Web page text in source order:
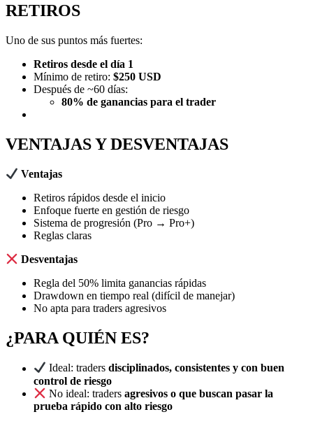
RETIROS
Uno de sus puntos más fuertes:
Retiros desde el día 1
Mínimo de retiro: $250 USD
Después de ~60 días:
80% de ganancias para el trader
VENTAJAS Y DESVENTAJAS
Ventajas
Retiros rápidos desde el inicio
Enfoque fuerte en gestión de riesgo
Sistema de progresión (Pro → Pro+)
Reglas claras
Desventajas
Regla del 50% limita ganancias rápidas
Drawdown en tiempo real (difícil de manejar)
No apta para traders agresivos
¿PARA QUIÉN ES?
Ideal: tradersdisciplinados, consistentes y con buen
control de riesgo
No ideal: tradersagresivos o que buscan pasar la
prueba rápido con alto riesgo